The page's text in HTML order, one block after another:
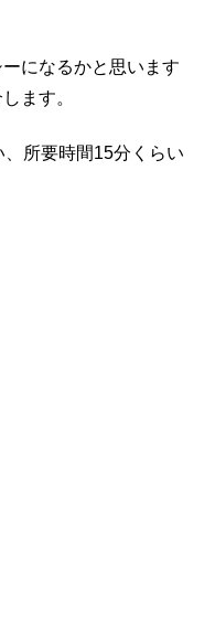
になるかと思います
ます。
、所要時間15分くらい